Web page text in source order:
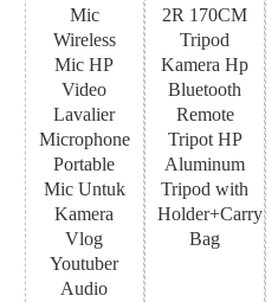
Mic
Wireless
Mic HP
Video
Lavalier
Microphone
Portable
Mic Untuk
Kamera
Vlog
Youtuber
Audio
2R 170CM
Tripod
Kamera Hp
Bluetooth
Remote
Tripot HP
Aluminum
Tripod with
Holder+Carry
Bag